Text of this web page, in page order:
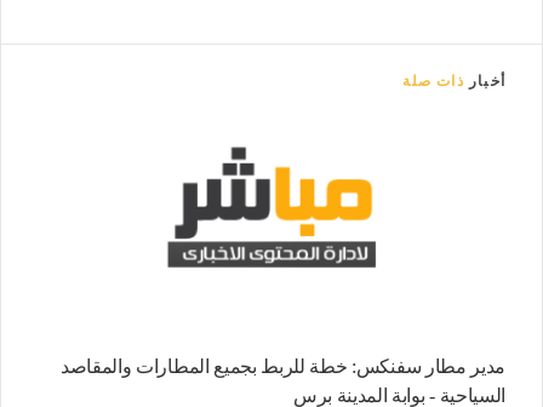
أخبار ذات صلة
مدير مطار سفنكس: خطة للربط بجميع المطارات والمقاصد
السياحية - بوابة المدينة برس